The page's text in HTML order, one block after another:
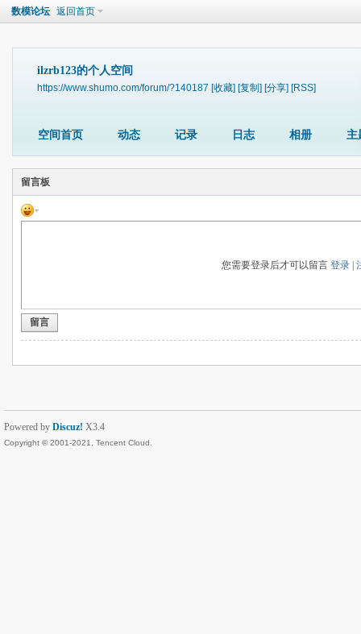
数模论坛 返回首页
ilzrb123的个人空间
https://www.shumo.com/forum/?140187 [收藏] [复制] [分享] [RSS]
空间首页 动态 记录 日志 相册 主
留言板
您需要登录后才可以留言登录 |
留言
Powered by Discuz! X3.4
Copyright © 2001-2021, Tencent Cloud.